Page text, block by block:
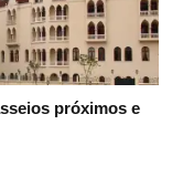
próximos e